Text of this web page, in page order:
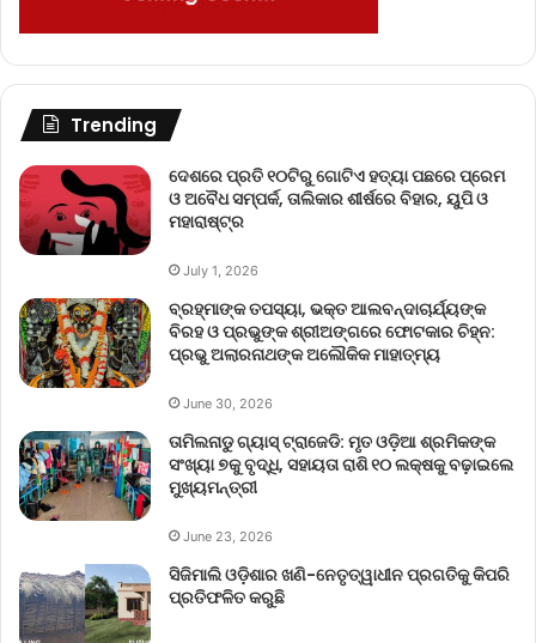
Trending
ଦେଶରେ ପ୍ରତି ୧୦ଟିରୁ ଗୋଟିଏ ହତ୍ୟା ପଛରେ ପ୍ରେମ
ଓ ଅବୈଧ ସମ୍ପର୍କ, ତାଲିକାର ଶୀର୍ଷରେ ବିହାର, ୟୁପି ଓ
ମହାରାଷ୍ଟ୍ର
July 1, 2026
ବ୍ରହ୍ମାଙ୍କ ତପସ୍ୟା, ଭକ୍ତ ଆଲବନ୍ଦାଚାର୍ଯ୍ୟଙ୍କ
ବିରହ ଓ ପ୍ରଭୁଙ୍କ ଶ୍ରୀଅଙ୍ଗରେ ଫୋଟକାର ଚିହ୍ନ:
ପ୍ରଭୁ ଅଲାରନାଥଙ୍କ ଅଲୌକିକ ମାହାତ୍ମ୍ୟ
June 30, 2026
ତାମିଲନାଡୁ ଗ୍ୟାସ୍ ଟ୍ରାଜେଡି: ମୃତ ଓଡ଼ିଆ ଶ୍ରମିକଙ୍କ
ସଂଖ୍ୟା ୭କୁ ବୃଦ୍ଧି, ସହାୟତା ରାଶି ୧୦ ଲକ୍ଷକୁ ବଢ଼ାଇଲେ
ମୁଖ୍ୟମନ୍ତ୍ରୀ
June 23, 2026
ସିଜିମାଲି ଓଡ଼ିଶାର ଖଣି-ନେତୃତ୍ୱାଧୀନ ପ୍ରଗତିକୁ କିପରି
ପ୍ରତିଫଳିତ କରୁଛି